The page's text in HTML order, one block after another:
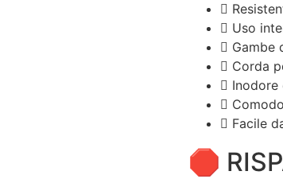
Uso
Gambe
Corda
Inodore
Facile
🛑